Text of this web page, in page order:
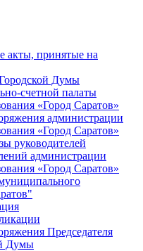
акты, принятые на
Думы
счетной палаты
«Город Саратов»
администрации
«Город Саратов»
руководителей
администрации
«Город Саратов»
Председателя
Думы